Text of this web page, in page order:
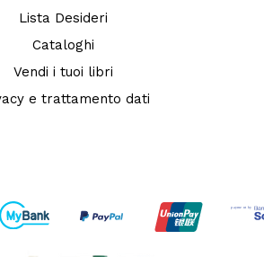
Lista Desideri
Cataloghi
Vendi i tuoi libri
e trattamento dati